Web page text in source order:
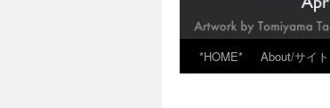
*HOME* About/サイ